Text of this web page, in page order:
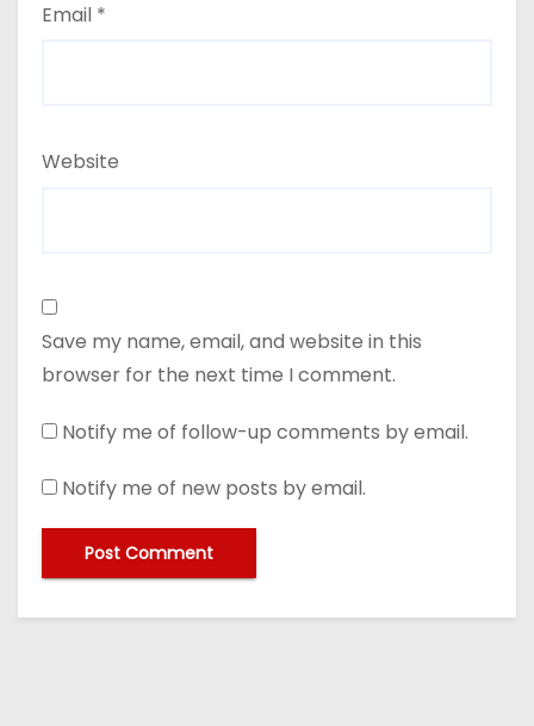
Email *
Website
Save my name, email, and website in this
browser for the next time I comment.
Notify me of follow-up comments by email.
Notify me of new posts by email.